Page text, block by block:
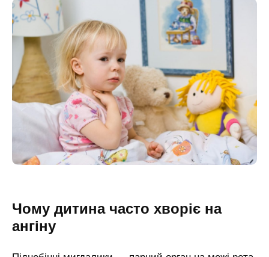
Чому дитина часто хворіє на
ангіну